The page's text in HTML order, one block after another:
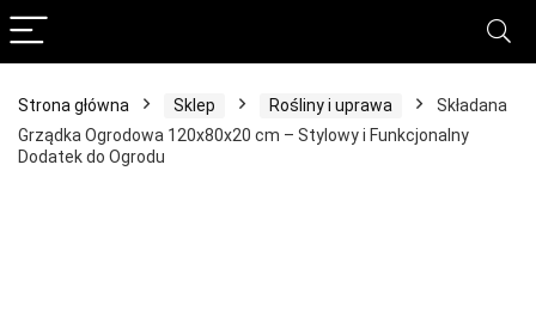
Strona główna Sklep Rośliny i uprawa
Składana
Grządka Ogrodowa 120x80x20 cm – Stylowy i Funkcjonalny
Dodatek do Ogrodu